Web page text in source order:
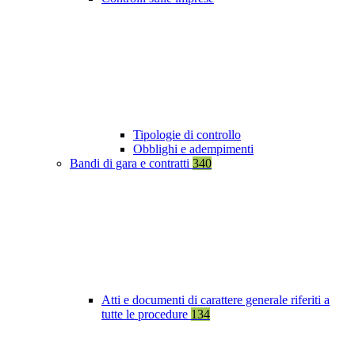
Tipologie di controllo
Obblighi e adempimenti
Bandi di gara e contratti 340
Atti e documenti di carattere generale riferiti a
tutte le procedure 134